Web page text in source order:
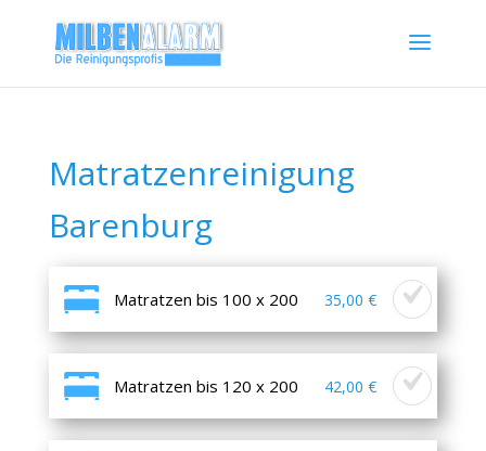
Matratzenreinigung
Barenburg
Matratzen bis 100 x 200 35,00 €
Matratzen bis 120 x 200 42,00 €